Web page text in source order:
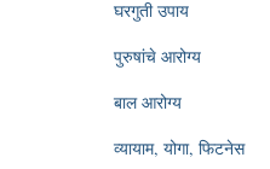
घरगुती उपाय
पुरुषांचे आरोग्य
बाल आरोग्य
व्यायाम, योगा, फिटनेस